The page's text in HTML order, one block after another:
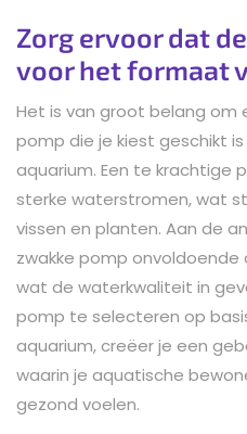
Zorg ervoor dat
voor het formaat
Het is van groot belang om
pomp die je kiest geschikt
aquarium. Een te krachtige
sterke waterstromen, wat
vissen en planten. Aan de
zwakke pomp
wat de waterkwaliteit in
pomp te selecteren op
aquarium, creëer je een
waarin je aquatische
gezond voelen.